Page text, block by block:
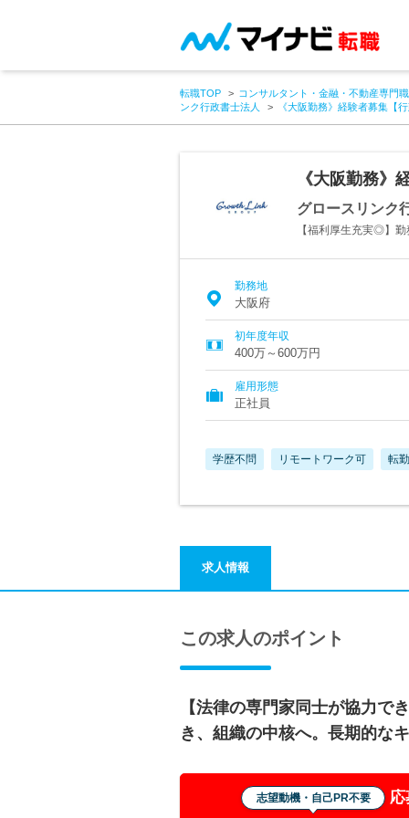
転職TOP
コンサルタント・金融・不動産専門
ンク行政書士法人
《大阪勤務》経験者募集【
《大阪勤務
グロースリンク
【福利厚生充実◎】
勤務地
大阪府
初年度年収
400万～600万円
雇用形態
正社員
学歴不問 リモートワーク可 転
求人情報
この求人のポイント
【法律の専門家同士が協力で
き、組織の中核へ。長期的な
志望動機・自己PR不要